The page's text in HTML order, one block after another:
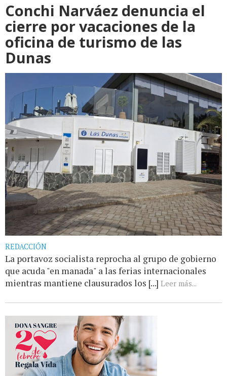
Conchi Narváez denuncia el
cierre por vacaciones de la
oficina de turismo de las
Dunas
REDACCIÓN
La portavoz socialista reprocha al grupo de gobierno
que acuda "en manada" a las ferias internacionales
mientras mantiene clausurados los [...] Leer más...